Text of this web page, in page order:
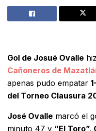
Gol de Josué Ovalle
Cañoneros de
apenas pudo empatar
del Torneo Clausura
José Ovalle marcó el
minuto 47 y “El Toro”,